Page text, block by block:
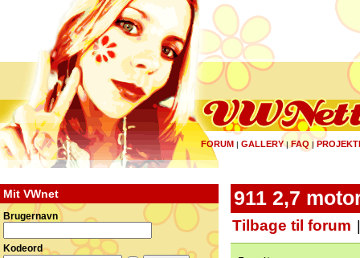
FORUM | GALLERY|FAQ |
Mit VWnet
Brugernavn
Kodeord
911 2,7
Tilbage til forum